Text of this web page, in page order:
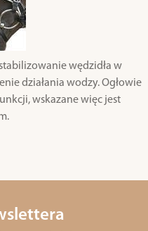
wędzidła w
działania wodzy. Ogłowie
wskazane więc jest